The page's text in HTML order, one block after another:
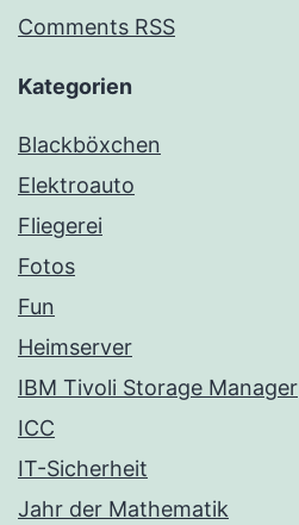
Comments RSS
Kategorien
Blackböxchen
Elektroauto
Fliegerei
Fotos
Fun
Heimserver
IBM Tivoli Storage Manager
ICC
IT-Sicherheit
Jahr der Mathematik